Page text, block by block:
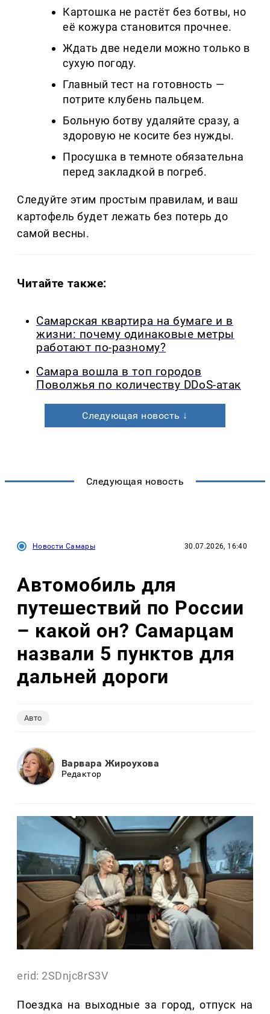
Картошка не растёт без ботвы, но
её кожура становится прочнее.
Ждать две недели можно только в
сухую погоду.
Главный тест на готовность —
потрите клубень пальцем.
Больную ботву удаляйте сразу, а
здоровую не косите без нужды.
Просушка в темноте обязательна
перед закладкой в погреб.
Следуйте этим простым правилам, и ваш
картофель будет лежать без потерь до
самой весны.
Читайте также:
Самарская квартира на бумаге и в
жизни: почему одинаковые метры
работают по-разному?
Самара вошла в топ городов
Поволжья по количеству DDoS-атак
Следующая новость ↓
Следующая новость
Новости Самары 30.07.2026, 16:40
Автомобиль для
путешествий по России
– какой он? Самарцам
назвали 5 пунктов для
дальней дороги
Авто
Варвара Жироухова
Редактор
erid: 2SDnjc8rS3V
Поездка на выходные за город, отпуск на